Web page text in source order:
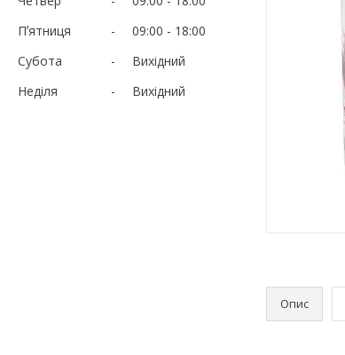
Пʼятниця
09:00
18:00
Субота
Вихідний
Неділя
Вихідний
Опис